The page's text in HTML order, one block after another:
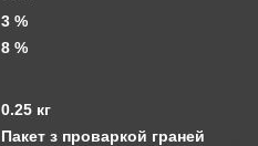
3 %
8 %
0.25 кг
Пакет з проваркой граней